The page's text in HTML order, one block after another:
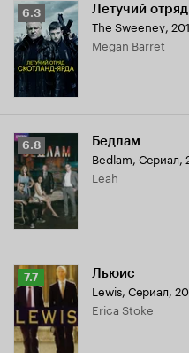
Рейтинг
Кинопоиска
6.3
6.3 Летучий
The Sweeney,
Megan Barret
Рейтинг
Кинопоиска
6.8
6.8 Бедлам
Bedlam, Сериал,
Leah
Рейтинг
Кинопоиска
7.7
7.7 Льюис
Lewis, Сериал,
Erica Stoke